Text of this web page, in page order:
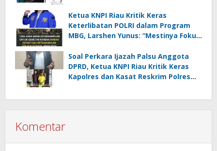
Indonesia
Ketua KNPI Riau Kritik Keras
Keterlibatan POLRI dalam Program
MBG, Larshen Yunus: “Mestinya Fokus
Jangan Jadi Institusi yang Rakus”
Soal Perkara Ijazah Palsu Anggota
DPRD, Ketua KNPI Riau Kritik Keras
Kapolres dan Kasat Reskrim Polres
Komentar